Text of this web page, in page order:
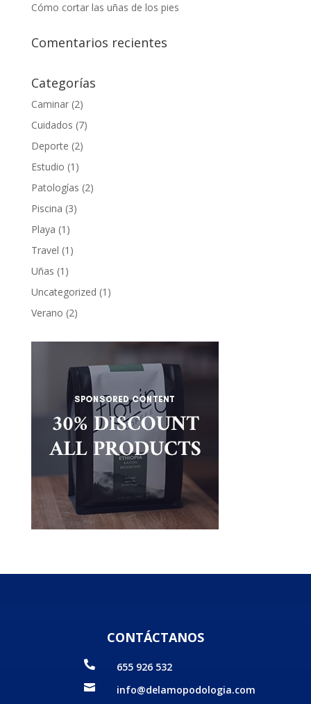
Cómo cortar las uñas de los pies
Comentarios recientes
Categorías
Caminar(2)
Cuidados (7)
Deporte (2)
Estudio (1)
Patologías (2)
Piscina (3)
Playa (1)
Travel (1)
Uñas (1)
Uncategorized (1)
Verano (2)
CONTÁCTANOS
 655 926 532
 info@delamopodologia.com